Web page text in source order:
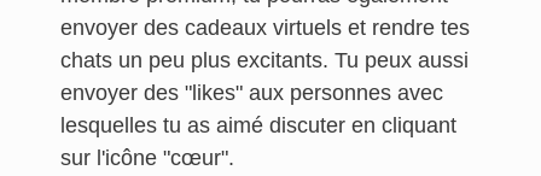
envoyer des cadeaux virtuels et rendre tes
chats un peu plus excitants. Tu peux aussi
envoyer des "likes" aux personnes avec
lesquelles tu as aimé discuter en cliquant
sur l'icône "cœur".